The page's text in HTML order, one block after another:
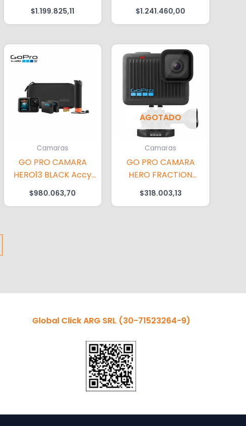
$1.199.825,11
CREATOR EDIT
$1.241.460,00
Camaras
GO PRO CAMARA
HERO13 BLACK Accy
Bundle
$980.063,70
AGOTADO
Camaras
GO PRO CAMARA
HERO FRACTION
BLACK OPEN BOX
$318.003,13
Global Click ARG SRL (30-71523264-9)